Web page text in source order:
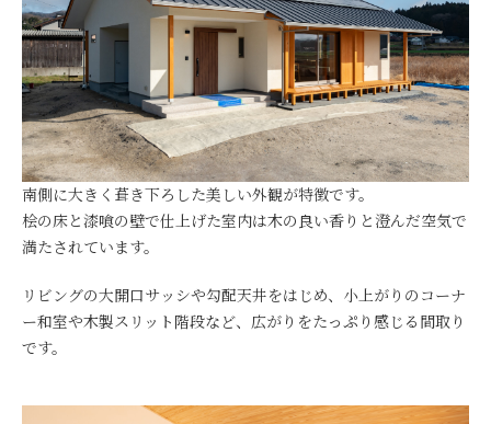
南側に大きく葺き下ろした美しい外観が特徴です。
桧の床と漆喰の壁で仕上げた室内は木の良い香りと澄んだ空気で
満たされています。
リビングの大開口サッシや勾配天井をはじめ、小上がりのコーナ
ー和室や木製スリット階段など、広がりをたっぷり感じる間取り
です。